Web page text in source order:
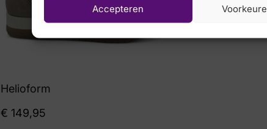
Accepteren
Helioform
€ 149,95
Viguera